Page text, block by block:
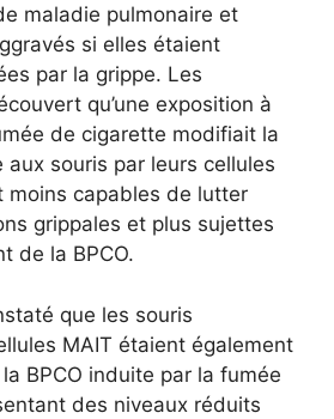
maladie pulmonaire et
si elles étaient
par la grippe. Les
qu’une exposition à
de cigarette modifiait la
souris par leurs cellules
moins capables de lutter
grippales et plus sujettes
de la BPCO.
que les souris
MAIT étaient également
BPCO induite par la fumée
des niveaux réduits